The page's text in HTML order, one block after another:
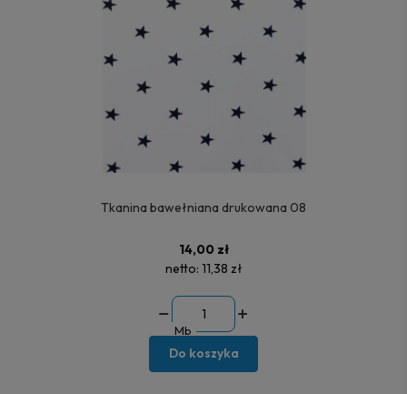
Tkanina bawełniana drukowana 08
14,00 zł
netto: 11,38 zł
Mb
Do koszyka